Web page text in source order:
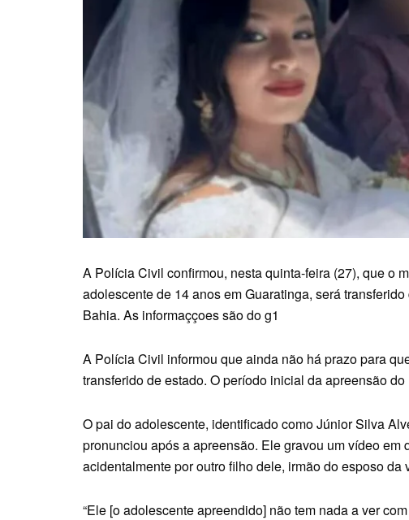
A Polícia Civil confirmou, nesta quinta-feira (27), que o
adolescente de 14 anos em Guaratinga, será
Bahia. As informaççoes são do g1
A Polícia Civil informou que ainda não há prazo para
transferido de estado. O período inicial da apreensão
O pai do adolescente, identificado como Júnior Silva
pronunciou após a apreensão. Ele gravou um vídeo em
acidentalmente por outro filho dele, irmão do esposo da
“Ele [o adolescente apreendido] não tem nada a ver